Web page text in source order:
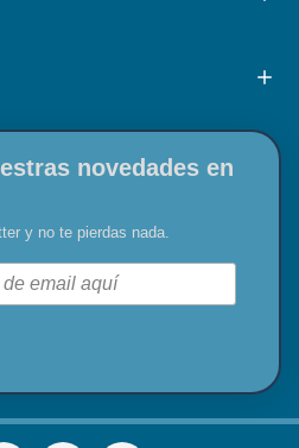
novedades en
y no te pierdas nada.